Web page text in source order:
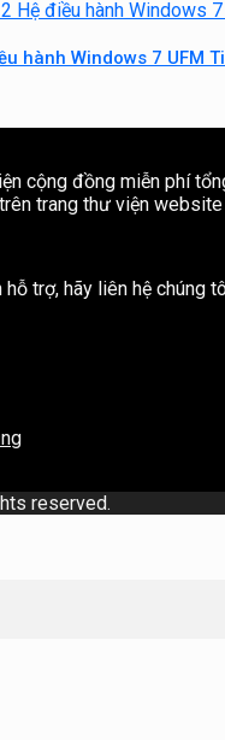
hành Windows 7 UFM
cộng đồng miễn phí
trang thư viện website
trợ, hãy liên hệ chúng
reserved.